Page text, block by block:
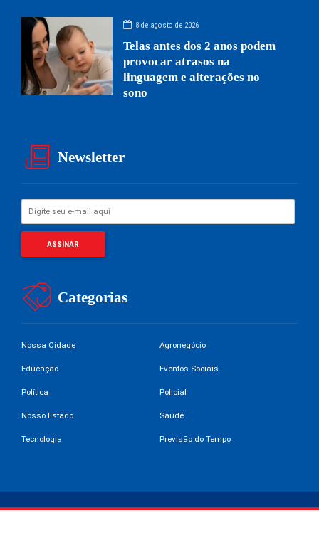
8 de agosto de 2026
Telas antes dos 2 anos podem
provocar atrasos na
linguagem e alterações no
sono
Newsletter
Categorias
Nossa Cidade Agronegócio
Educação Eventos Sociais
Política Policial
Nosso Estado Saúde
Tecnologia Previsão do Tempo